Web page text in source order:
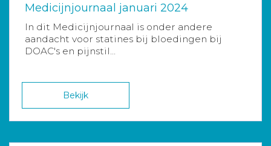
Medicijnjournaal januari 2024
In dit Medicijnjournaal is onder andere
aandacht voor statines bij bloedingen bij
DOAC's en pijnstil...
Bekijk